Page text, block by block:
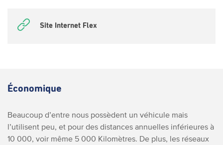
Site Internet Flex
Économique
Beaucoup d’entre nous possèdent un véhicule mais
l’utilisent peu, et pour des distances annuelles inférieures à
10 000, voir même 5 000 Kilomètres. De plus, les réseaux